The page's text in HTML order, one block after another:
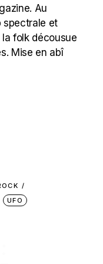
Au
spectrale et
folk décousue
Mise en abî
UFO